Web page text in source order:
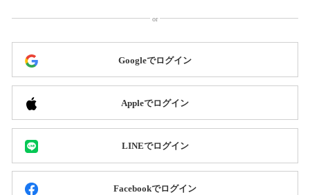
Googleでログイン
Appleでログイン
LINEでログイン
Facebookでログイン